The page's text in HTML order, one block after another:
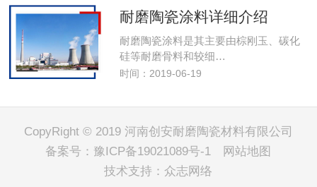
耐磨陶瓷涂料详细介绍
耐磨陶瓷涂料是其主要由棕刚玉、碳化
硅等耐磨骨料和较细…
时间：2019-06-19
CopyRight © 2019 河南创安耐磨陶瓷材料有限公司
备案号： 豫ICP备19021089号-1
网站地图
技术支持：众志网络